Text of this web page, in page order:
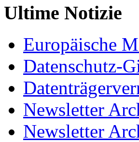
Ultime Notizie
Europäische
Datenschutz-
Newsletter
Newsletter